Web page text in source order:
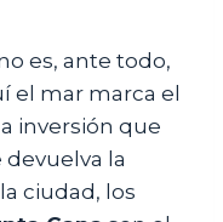
es, ante todo,
el mar marca el
inversión que
la
ciudad, los